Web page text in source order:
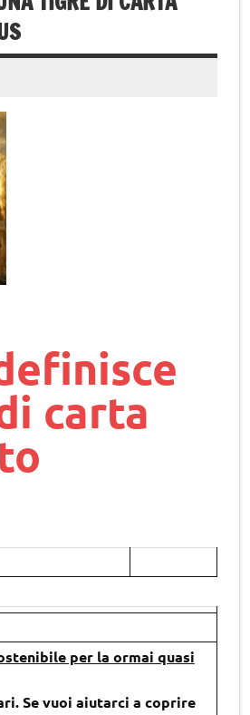
carta
per la ormai quasi
Se vuoi aiutarci a coprire